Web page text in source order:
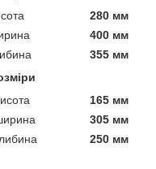
280 мм
400 мм
355 мм
165 мм
305 мм
250 мм